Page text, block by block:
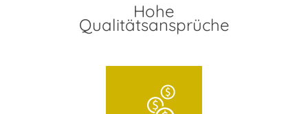
Hohe
Qualitätsansprüche